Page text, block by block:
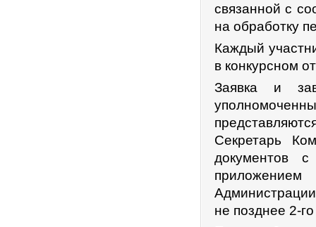
связанной с
на обработку
Каждый
в конкурсном
Заявка и
Секретарь
документов
не позднее 2-